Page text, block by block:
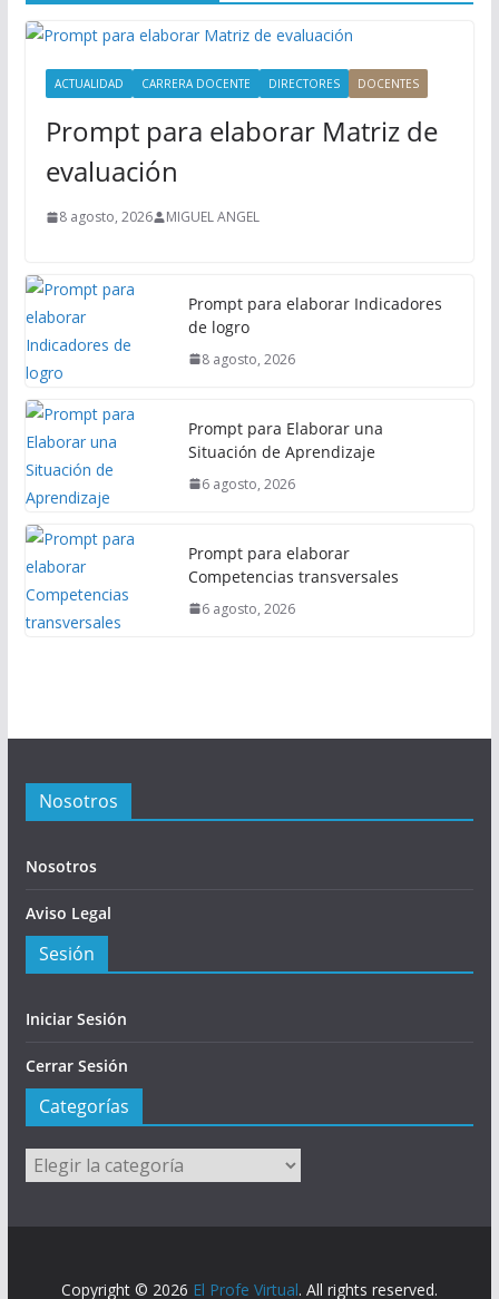
P
ACTUALIDAD CARRERA DOCENTE DIRECTORES DOCENTES
Prompt para elaborar Matriz de
evaluación
8 agosto, 2026 MIGUEL ANGEL
Prompt para elaborar Indicadores
de logro
8 agosto, 2026
Prompt para Elaborar una
Situación de Aprendizaje
6 agosto, 2026
Prompt para elaborar
Competencias transversales
6 agosto, 2026
Nosotros
Nosotros
Aviso Legal
Sesión
Iniciar Sesión
Cerrar Sesión
Categorías
Categorías
Copyright © 2026 El Profe Virtual. All rights reserved.